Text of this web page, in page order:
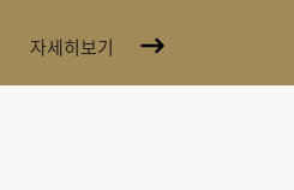
자세히보기